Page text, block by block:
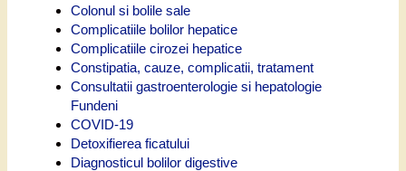
Colonul si bolile sale
Complicatiile bolilor hepatice
Complicatiile cirozei hepatice
Constipatia, cauze, complicatii, tratament
Consultatii gastroenterologie si hepatologie
Fundeni
COVID-19
Detoxifierea ficatului
Diagnosticul bolilor digestive